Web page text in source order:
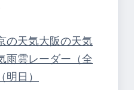
の天気大阪の天気
雨雲レーダー（全
明日）